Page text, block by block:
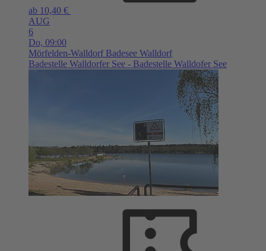
ab 10,40 €
AUG
6
Do, 09:00
Mörfelden-Walldorf Badesee Walldorf
Badestelle Walldorfer See - Badestelle Walldofer See